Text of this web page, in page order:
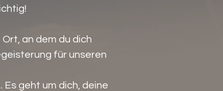
an dem du dich
für unseren
geht um dich, deine